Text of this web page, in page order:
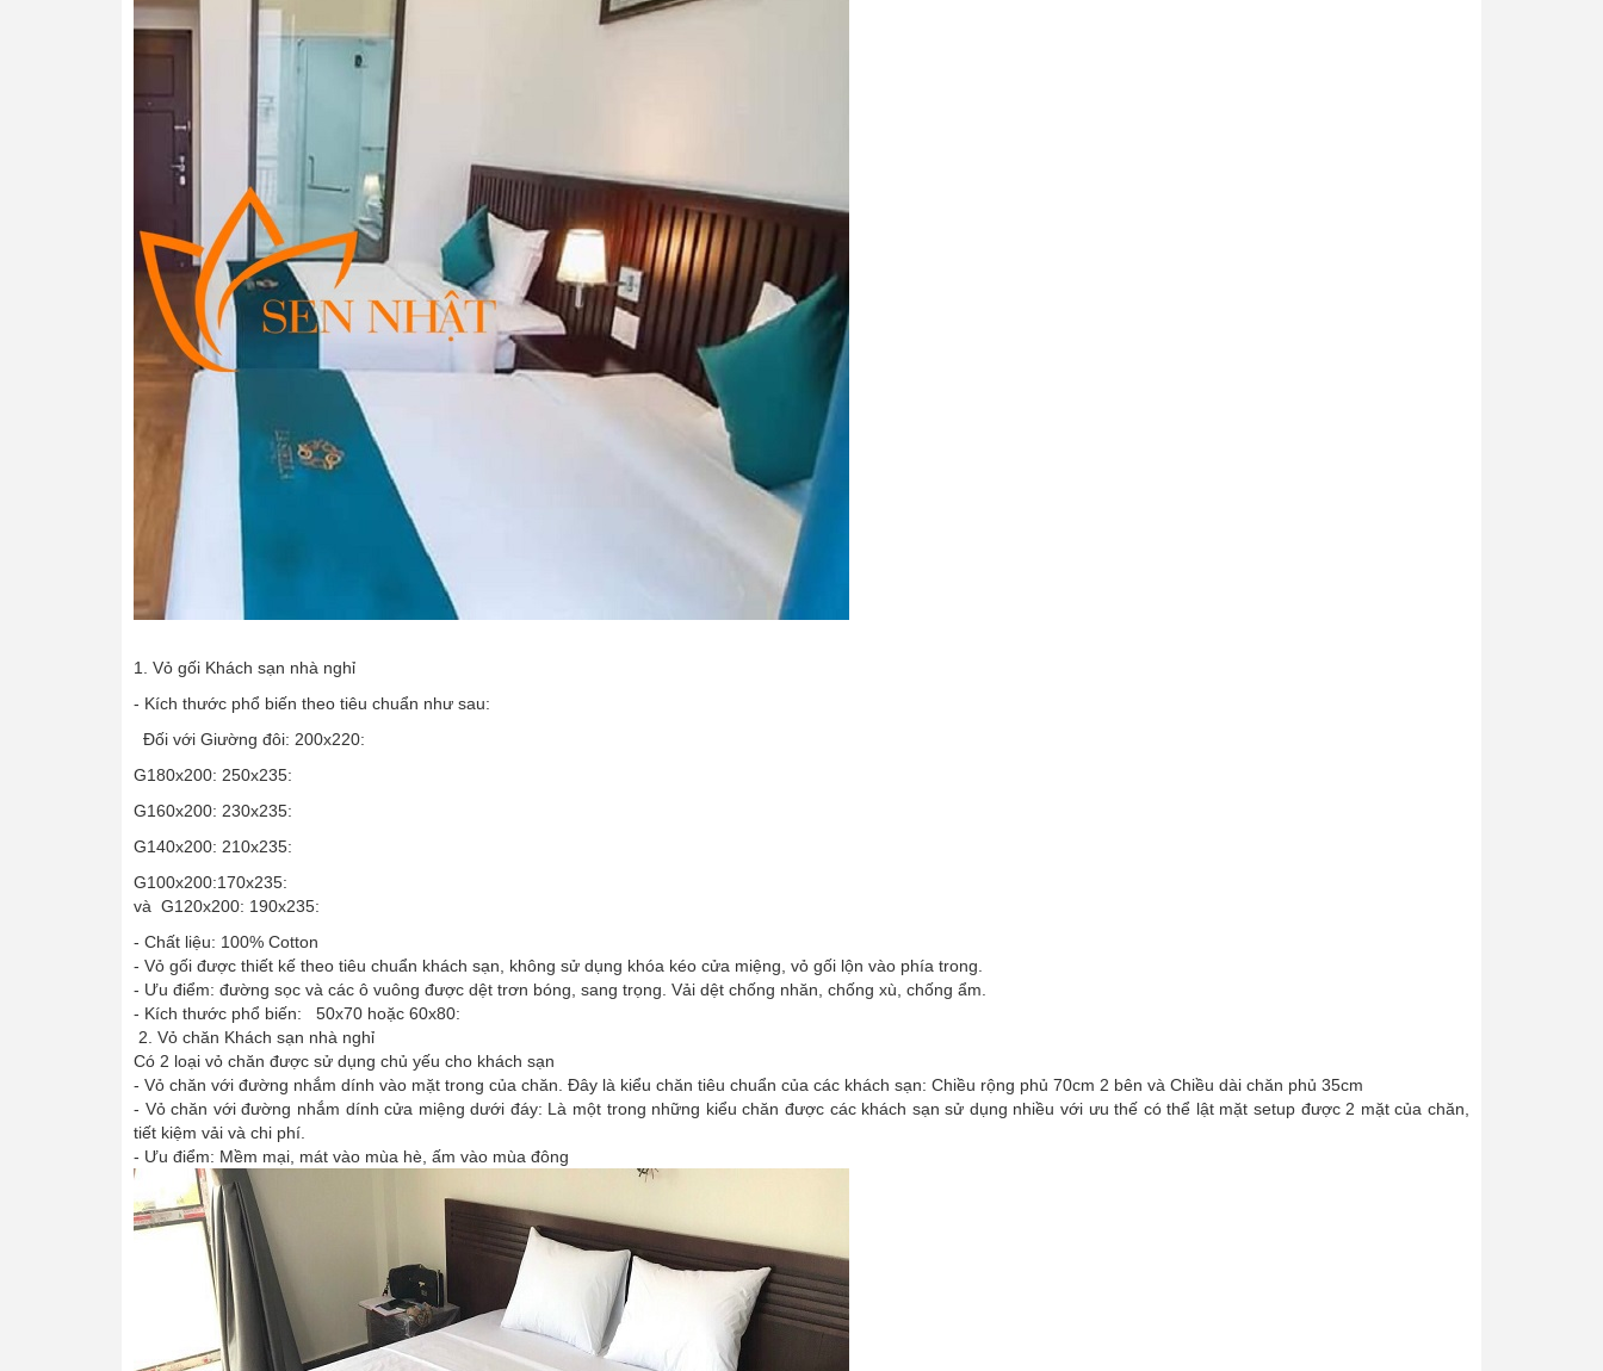
1. Vỏ gối Khách sạn nhà nghỉ
- Kích thước phổ biến theo tiêu chuẩn như sau:
Đối với Giường đôi: 200x220:
G180x200: 250x235:
G160x200: 230x235:
G140x200: 210x235:
G100x200:170x235:
và G120x200: 190x235:
- Chất liệu: 100% Cotton
- Vỏ gối được thiết kế theo tiêu chuẩn khách sạn, không sử dụng khóa kéo cửa miệng, vỏ gối lộn vào phía trong.
- Ưu điểm: đường sọc và các ô vuông được dệt trơn bóng, sang trọng. Vải dệt chống nhăn, chống xù, chống ẩm.
- Kích thước phổ biến: 50x70 hoặc 60x80:
2. Vỏ chăn Khách sạn nhà nghỉ
Có 2 loại vỏ chăn được sử dụng chủ yếu cho khách sạn
- Vỏ chăn với đường nhắm dính vào mặt trong của chăn. Đây là kiểu chăn tiêu chuẩn của các khách sạn: Chiều rộng phủ 70cm 2 bên và Chiều dài chăn phủ 35cm
- Vỏ chăn với đường nhắm dính cửa miệng dưới đáy: Là một trong những kiểu chăn được các khách sạn sử dụng nhiều với ưu thế có thể lật mặt setup được 2 mặt của chăn,
tiết kiệm vải và chi phí.
- Ưu điểm: Mềm mại, mát vào mùa hè, ấm vào mùa đông